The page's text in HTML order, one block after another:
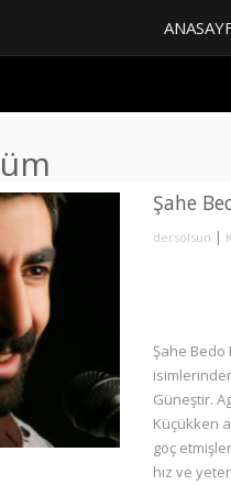
Şahe
dersolsun |
Şahe Bedo
Güneştir.
Küçükken
göç
hız ve